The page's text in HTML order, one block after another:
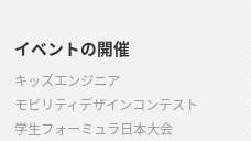
イベントの開催
キッズエンジニア
モビリティデザインコンテスト
学生フォーミュラ日本大会